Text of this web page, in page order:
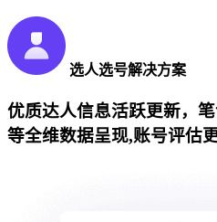
选人选号解决方案
优质达人信息活跃更新，
等全维数据呈现,账号评估